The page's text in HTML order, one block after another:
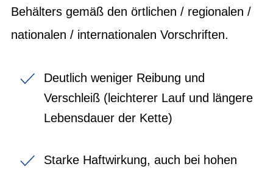
Behälters gemäß den örtlichen / regionalen /
nationalen / internationalen Vorschriften.
Deutlich weniger Reibung und
Verschleiß (leichterer Lauf und längere
Lebensdauer der Kette)
Starke Haftwirkung, auch bei hohen